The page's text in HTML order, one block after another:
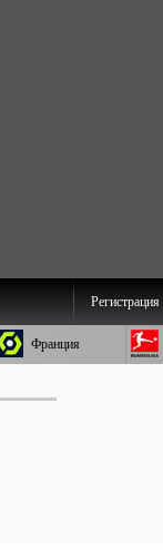
Регистрация
Франция